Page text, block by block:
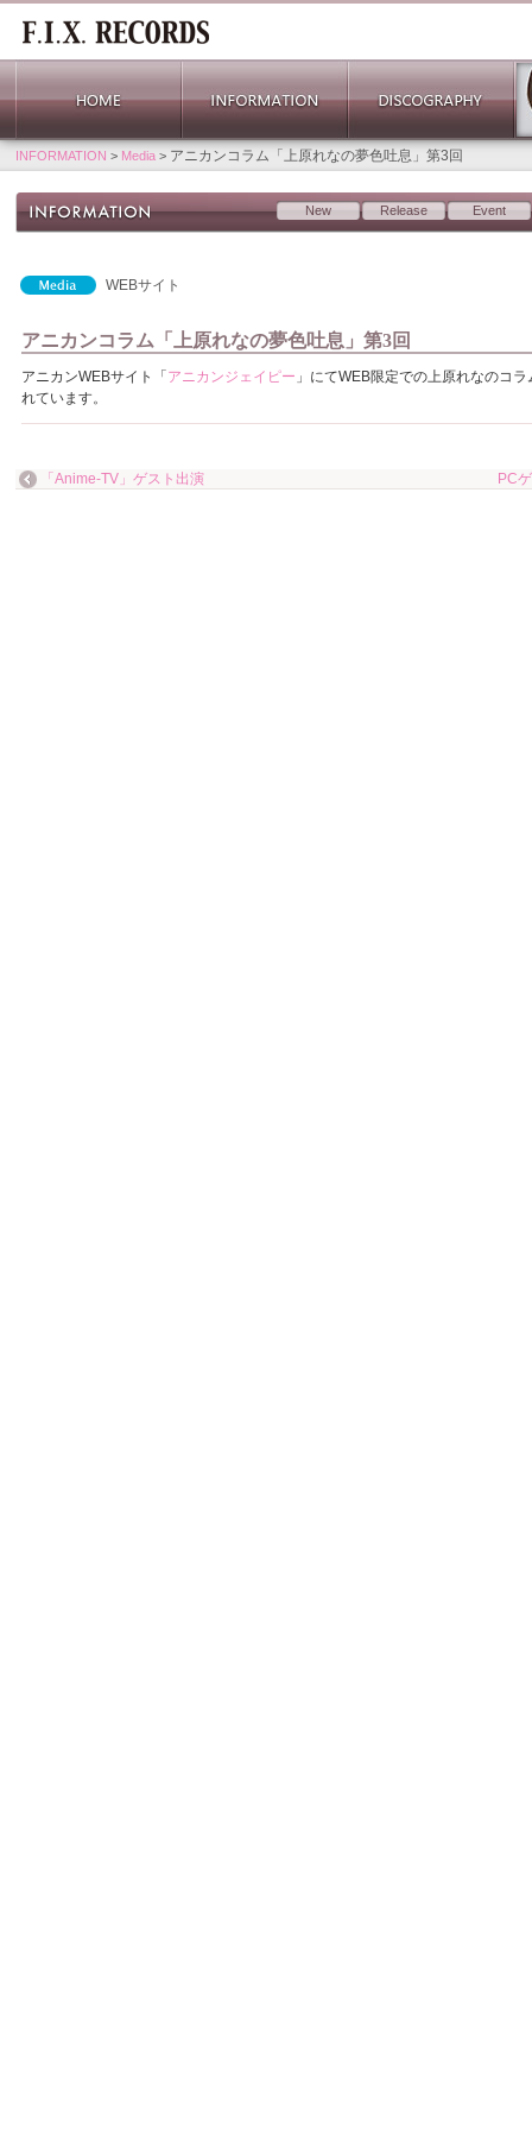
INFORMATION > Media > アニカンコラム「上原れなの夢色吐息」第3回
New Release Event
WEBサイト
アニカンコラム「上原れなの夢色吐息」第3回
アニカンWEBサイト「 アニカンジェイピー 」にてWEB限定での上原れなのコラ
れています。
「Anime-TV」ゲスト出演 PC